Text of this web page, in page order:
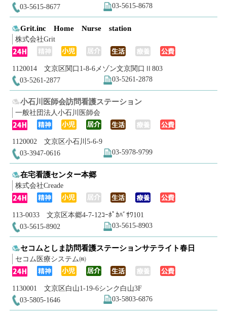
03-5615-8677
03-5615-8678
Grit.inc Home Nurse station
株式会社Grit
1120014 文京区関口1-8-6メゾン文京関口Ⅱ803
03-5261-2877
03-5261-2878
小石川医師会訪問看護ステーション
一般社団法人小石川医師会
1120002 文京区小石川5-6-9
03-3947-0616
03-5978-9799
在宅看護センター本郷
株式会社Creade
113-0033 文京区本郷4-7-12ｺｰﾎﾟｶﾊﾞｻﾜ101
03-5615-8902
03-5615-8903
セコムとしま訪問看護ステーションサテライト春日
セコム医療システム㈱
1130001 文京区白山1-19-6シンク白山3F
03-5805-1646
03-5803-6876